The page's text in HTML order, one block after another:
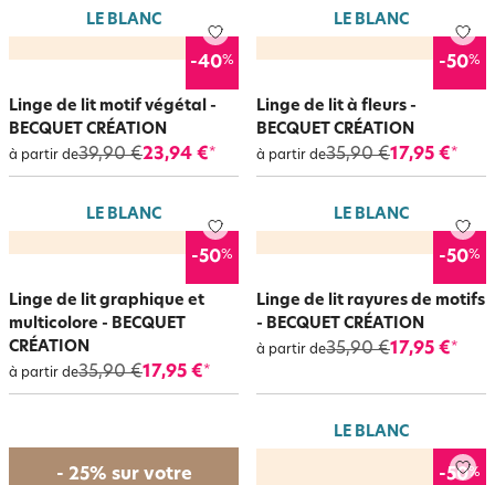
LE BLANC
-40%
Linge de lit motif végétal -
BECQUET CRÉATION
à partir de39,90 €23,94 €*
LE BLANC
-50%
Linge de lit à fleurs -
BECQUET CRÉATION
à partir de35,90 €17,95 €*
LE BLANC
-50%
Linge de lit graphique et
multicolore - BECQUET
CRÉATION
à partir de35,90 €17,95 €*
LE BLANC
-50%
Linge de lit rayures de motifs
- BECQUET CRÉATION
à partir de35,90 €17,95 €*
LE BLANC
-50%
- 25% sur votre